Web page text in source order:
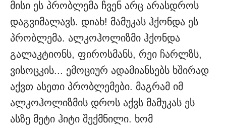
მისი ეს პრობლემა ჩვენ არც არასდროს
დაგვიმალავს. დიახ! მამუკას ჰქონდა ეს
პრობლემა. ალკოჰოლიზმი ჰქონდა
გალაკტიონს, ფიროსმანს, რეი ჩარლზს,
ვისოცკის... ემოციურ ადამიანსებს ხშირად
აქვთ ასეთი პრობლემები. მაგრამ იმ
ალკოჰოლიზმის დროს აქვს მამუკას ეს
ასზე მეტი ჰიტი შექმნილი. ხომ